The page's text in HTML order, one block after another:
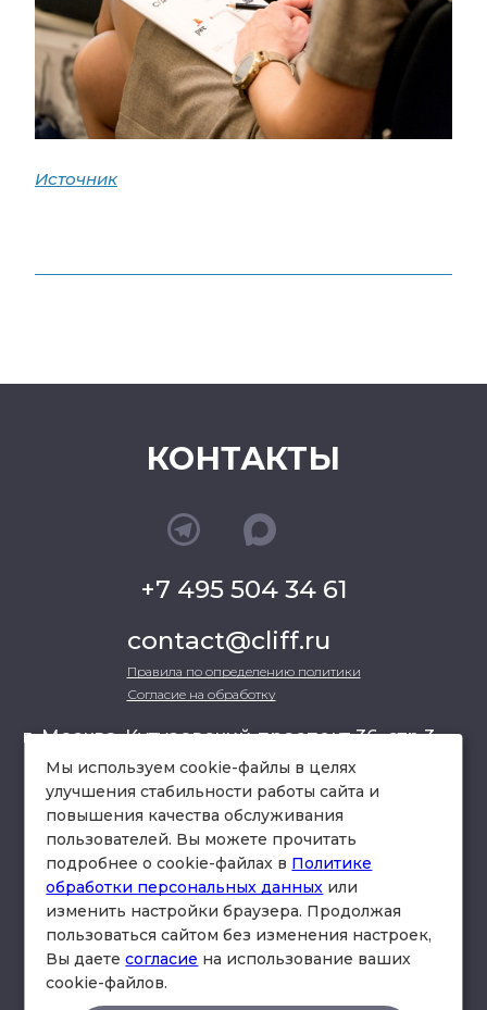
Источник
КОНТАКТЫ
+7 495 504 34 61
contact@cliff.ru
Правила по определению политики
Согласие на обработку
г. Москва, Кутузовский проспект 36, стр.3 ,
офис 301
схема проезда
© Юридическая фирма «Клифф».
Мы используем cookie-файлы в целях
улучшения стабильности работы сайта и
повышения качества обслуживания
пользователей. Вы можете прочитать
подробнее о cookie-файлах в Политике
обработки персональных данных или
изменить настройки браузера. Продолжая
пользоваться сайтом без изменения настроек,
Вы даетесогласие на использование ваших
cookie-файлов.